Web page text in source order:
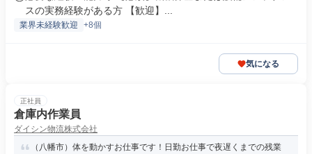
スの実務経験がある方 【歓迎】...
業界未経験歓迎 +8個
気になる
正社員
倉庫内作業員
ダイシン物流株式会社
（八幡市）体を動かすお仕事です！日勤お仕事で夜遅くまでの残業